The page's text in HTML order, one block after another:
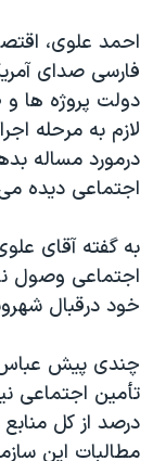
احمد علوی،
فارسی صدای
دولت پروژه ها
لازم به مرحله
درمورد مساله
اجتماعی دیده
به گفته آقای
اجتماعی وصول
خود درقبال
چندی پیش عباس
درصد از کل
مطالبات این